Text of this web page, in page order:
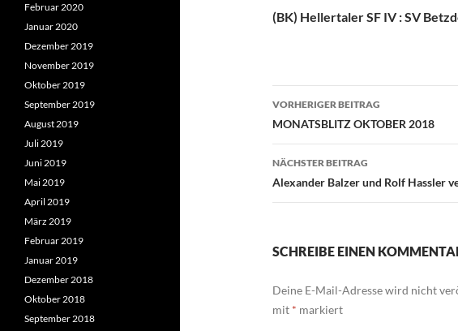
(BK) Hellertaler SF IV : SV
Beitragsnavigation
VORHERIGER BEITRAG
MONATSBLITZ OKTOBER 2018
NÄCHSTER BEITRAG
Alexander Balzer und Rolf Hassler
SCHREIBE EINEN
Deine E-Mail-Adresse wird nicht
mit * markiert
Februar 2020
Januar 2020
Dezember 2019
November 2019
Oktober 2019
September 2019
August 2019
Juli 2019
Juni 2019
Mai 2019
April 2019
März 2019
Februar 2019
Januar 2019
Dezember 2018
Oktober 2018
September 2018